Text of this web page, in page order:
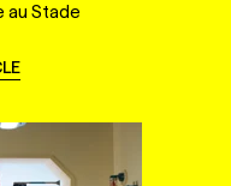
au Stade